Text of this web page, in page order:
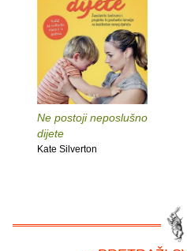
Ne postoji neposlušno
dijete
Kate Silverton